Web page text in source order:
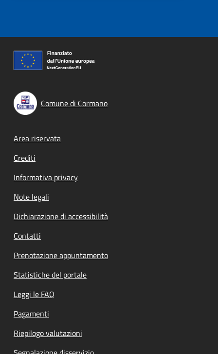
Comune di Cormano
Footer menu
Area riservata
Crediti
Informativa privacy
Note legali
Dichiarazione di accessibilità
Contatti
Prenotazione appuntamento
Statistiche del portale
Leggi le FAQ
Pagamenti
Riepilogo valutazioni